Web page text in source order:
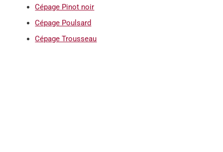
Cépage Pinot noir
Cépage Poulsard
Cépage Trousseau